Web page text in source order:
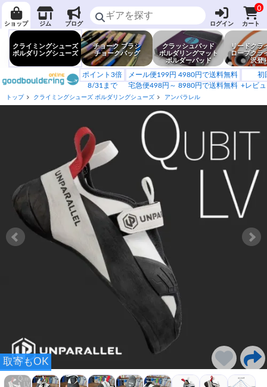
ショップ ジム ブログ ログイン
0
カート
クライミングシューズ
ボルダリングシューズ
チョーク ブラシ
チョークバッグ
クラッシュパッド
ボルダリングマット
ボルダーパッド
リードクラ
ロープクラ
沢登
ポイント3倍
8/31まで
メール便199円 4980円で送料無料
宅急便498円～ 8980円で送料無料
初
+レビ
トップ クライミングシューズ ボルダリングシューズ アンパラレル
取寄もOK